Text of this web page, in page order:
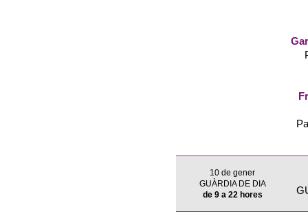
10 de gener
GUÀRDIA DE DIA
de 9 a 22 hores